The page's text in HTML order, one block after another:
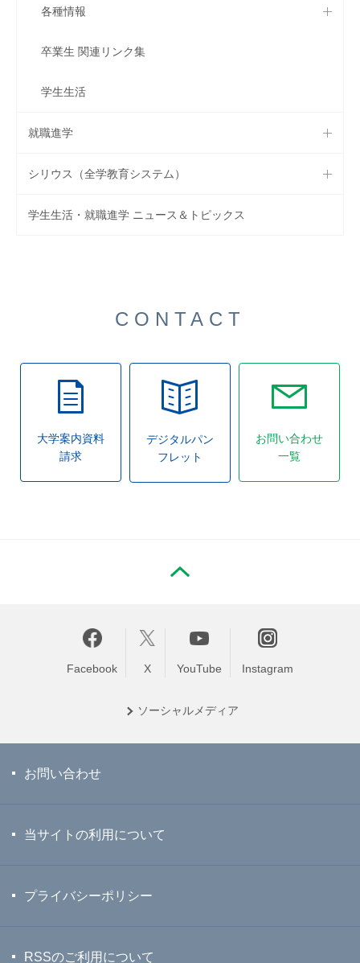
各種情報
卒業生 関連リンク集
学生生活
就職進学
シリウス（全学教育システム）
学生生活・就職進学 ニュース＆トピックス
CONTACT
大学案内資料
請求
デジタルパン
フレット
お問い合わせ
一覧
Facebook X YouTube Instagram
ソーシャル メディア
お問い合わせ
当サイトの利用について
プライバシーポリシー
RSSのご利用について